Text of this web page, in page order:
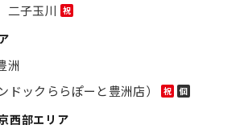
二子玉川 祝
洲
ドックららぽーと豊洲店）
祝 個
西部エリア